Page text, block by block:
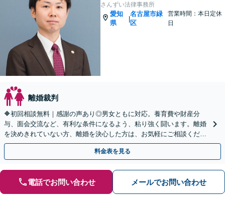
さんずい法律事務所
愛知
県
|
名古屋市緑
区
営業時間：本日定休
日
離婚裁判
🔶初回相談無料｜感謝の声あり◎男女ともに対応。養育費や財産分
与、面会交流など、有利な条件になるよう、粘り強く闘います。離婚
を決めきれていない方、離婚を決心した方は、お気軽にご相談くださ
い【休日・夜間面談OK】【駐車場あり】
料金表を見る
電話でお問い合わせ メールでお問い合わせ